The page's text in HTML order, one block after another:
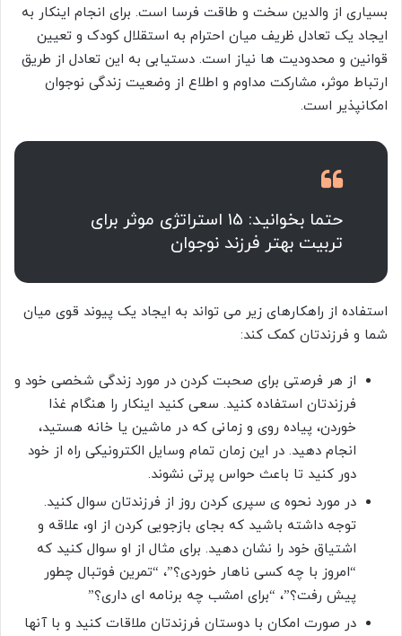
بسیاری از والدین سخت و طاقت فرسا است. برای انجام اینکار به
ایجاد یک تعادل ظریف میان احترام به استقلال کودک و تعیین
قوانین و محدودیت ها نیاز است. دستیابی به این تعادل از طریق
ارتباط موثر، مشارکت مداوم و اطلاع از وضعیت زندگی نوجوان
امکانپذیر است.
حتما بخوانید: 15 استراتژی موثر برای
تربیت بهتر فرزند نوجوان
استفاده از راهکارهای زیر می تواند به ایجاد یک پیوند قوی میان
شما و فرزندتان کمک کند:
از هر فرصتی برای صحبت کردن در مورد زندگی شخصی خود و
فرزندتان استفاده کنید. سعی کنید اینکار را هنگام غذا
خوردن، پیاده روی و زمانی که در ماشین یا خانه هستید،
انجام دهید. در این زمان تمام وسایل الکترونیکی راه از خود
دور کنید تا باعث حواس پرتی نشوند.
در مورد نحوه ی سپری کردن روز از فرزندتان سوال کنید.
توجه داشته باشید که بجای بازجویی کردن از او، علاقه و
اشتیاق خود را نشان دهید. برای مثال از او سوال کنید که
“امروز با چه کسی ناهار خوردی؟”، “تمرین فوتبال چطور
پیش رفت؟”، “برای امشب چه برنامه ای داری؟”
در صورت امکان با دوستان فرزندتان ملاقات کنید و با آنها